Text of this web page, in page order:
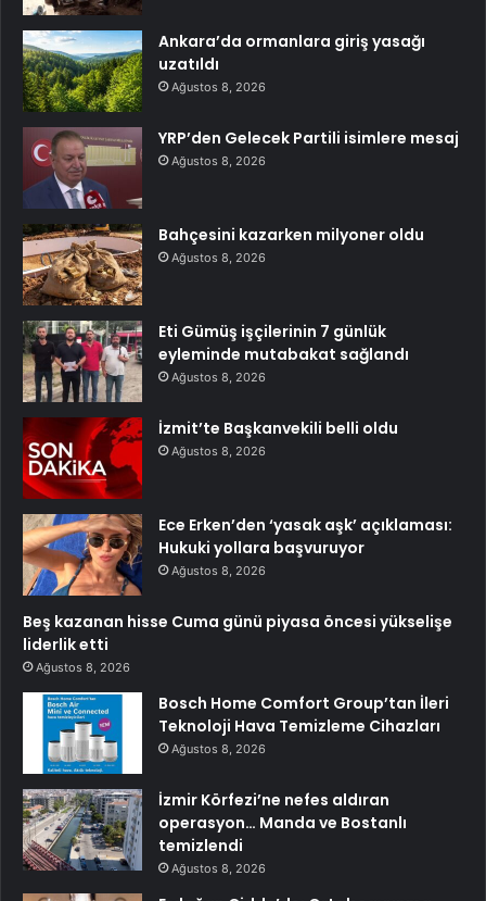
Ankara’da ormanlara giriş yasağı
uzatıldı
Ağustos 8, 2026
YRP’den Gelecek Partili isimlere mesaj
Ağustos 8, 2026
Bahçesini kazarken milyoner oldu
Ağustos 8, 2026
Eti Gümüş işçilerinin 7 günlük
eyleminde mutabakat sağlandı
Ağustos 8, 2026
İzmit’te Başkanvekili belli oldu
Ağustos 8, 2026
Ece Erken’den ‘yasak aşk’ açıklaması:
Hukuki yollara başvuruyor
Ağustos 8, 2026
Beş kazanan hisse Cuma günü piyasa öncesi yükselişe
liderlik etti
Ağustos 8, 2026
Bosch Home Comfort Group’tan İleri
Teknoloji Hava Temizleme Cihazları
Ağustos 8, 2026
İzmir Körfezi’ne nefes aldıran
operasyon… Manda ve Bostanlı
temizlendi
Ağustos 8, 2026